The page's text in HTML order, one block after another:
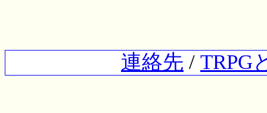
連絡先 / TRPG